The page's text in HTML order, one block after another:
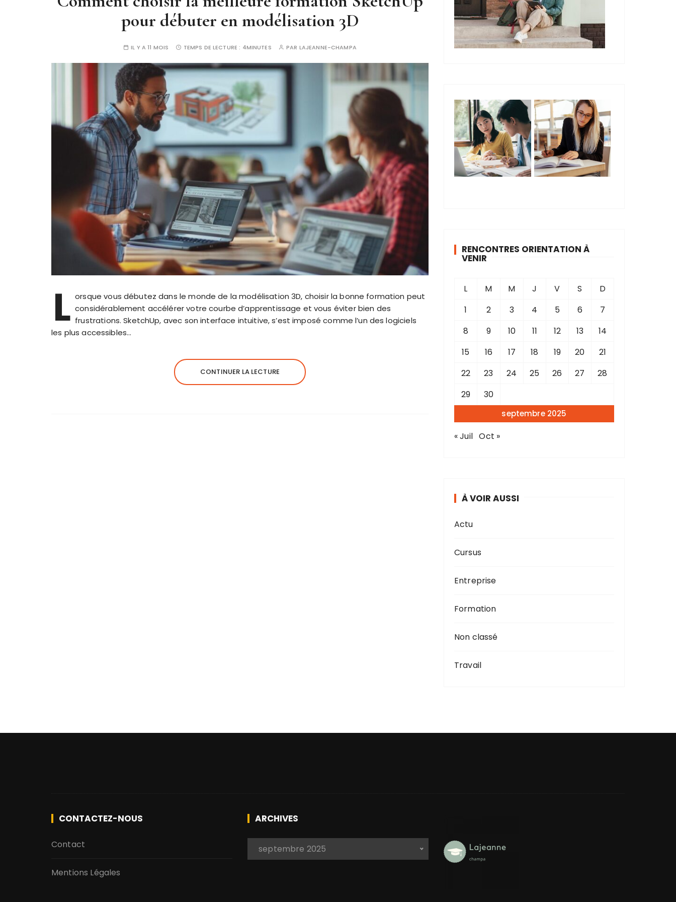
pour débuter en modélisation 3D
IL Y A 11 MOIS TEMPS DE LECTURE : 4MINUTES PAR LAJEANNE-CHAMPA
L orsque vous débutez dans le monde de la modélisation 3D, choisir la bonne formation peut
considérablement accélérer votre courbe d’apprentissage et vous éviter bien des
frustrations. SketchUp, avec son interface intuitive, s’est imposé comme l’un des logiciels
les plus accessibles…
CONTINUER LA LECTURE
RENCONTRES ORIENTATION À
VENIR
septembre 2025
L M M J V S
D
1
2 3 4 5 6
7
8
9 10 11 12 13
14
15
16 17 18 19 20
21
22
23 24 25 26 27
28
29
30
« Juil Oct »
À VOIR AUSSI
Actu
Cursus
Entreprise
Formation
Non classé
Travail
CONTACTEZ-NOUS
Contact
Mentions Légales
ARCHIVES
septembre 2025